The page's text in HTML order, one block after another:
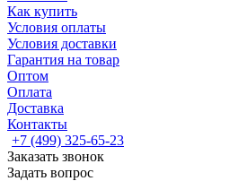
Как купить
Условия оплаты
Условия доставки
Гарантия на товар
Оптом
Оплата
Доставка
Контакты
+7 (499) 325-65-23
Заказать звонок
Задать вопрос